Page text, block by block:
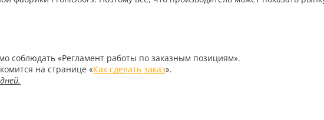
соблюдать «Регламент работы по заказным позициям».
на странице «Как сделать заказ».